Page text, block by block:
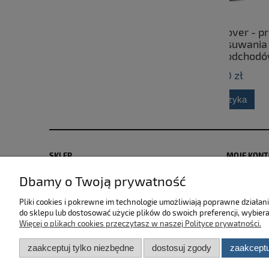
SKLEP
Zwroty i reklamacje
Regulamin sklepu
MOJE
Dbamy o Twoją prywatność
Pliki cookies i pokrewne im technologie umożliwiają poprawne
do sklepu lub dostosować użycie plików do swoich preferencji,
Więcej o plikach cookies przeczytasz w naszej Polityce prywatności.
zaakceptuj tylko niezbędne dostosuj zgody